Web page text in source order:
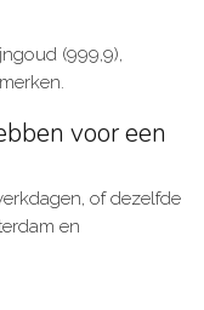
(999,9),
voor een
of dezelfde
en